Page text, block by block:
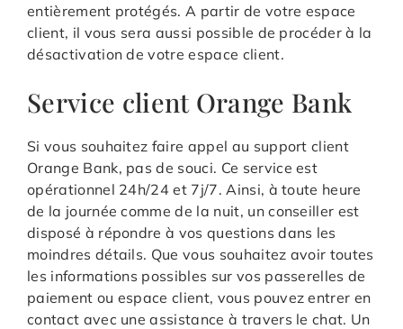
entièrement protégés. A partir de votre espace
client, il vous sera aussi possible de procéder à la
désactivation de votre espace client.
Service client Orange Bank
Si vous souhaitez faire appel au support client
Orange Bank, pas de souci. Ce service est
opérationnel 24h/24 et 7j/7. Ainsi, à toute heure
de la journée comme de la nuit, un conseiller est
disposé à répondre à vos questions dans les
moindres détails. Que vous souhaitez avoir toutes
les informations possibles sur vos passerelles de
paiement ou espace client, vous pouvez entrer en
contact avec une assistance à travers le chat. Un